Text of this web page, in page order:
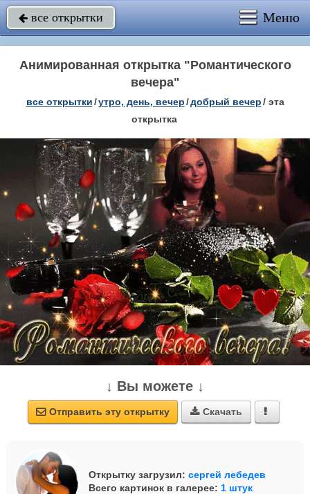
 все открытки Меню
Анимированная открытка "Романтического
вечера"
все открытки/утро, день, вечер/добрый вечер/ эта
открытка
↓ Вы можете ↓
 Отправить эту открытку  Скачать 
Открытку загрузил: сергей лебедев
Всего картинок в галерее: 1 штук